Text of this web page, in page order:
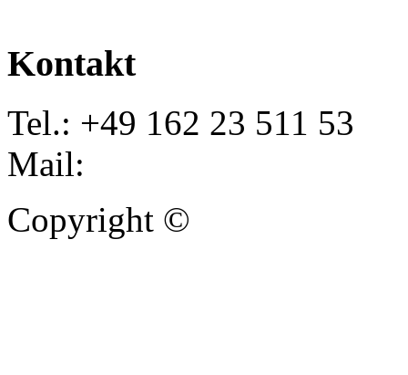
Kontakt
Tel.: +49 162 23 511 53
Mail:
Copyright ©